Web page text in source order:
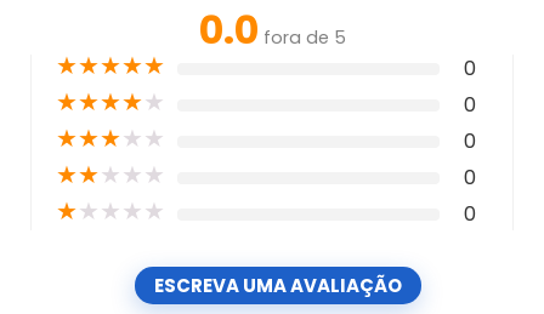
0.0 fora de 5
★★★★★ 0
★★★★★ 0
★★★★★ 0
★★★★★ 0
★★★★★ 0
ESCREVA UMA AVALIAÇÃO